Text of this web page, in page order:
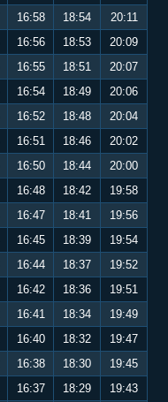
16:58 18:54
20:11
16:56 18:53
20:09
16:55 18:51
20:07
16:54 18:49
20:06
16:52 18:48
20:04
16:51 18:46
20:02
16:50 18:44
20:00
16:48 18:42
19:58
16:47 18:41
19:56
16:45 18:39
19:54
16:44 18:37
19:52
16:42 18:36
19:51
16:41 18:34
19:49
16:40 18:32
19:47
16:38 18:30
19:45
16:37 18:29
19:43